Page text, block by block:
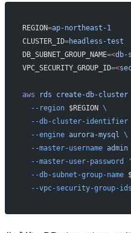
REGION=ap-northeast-1
CLUSTER_ID=headless-test
DB_SUBNET_GROUP_NAME=<db-
VPC_SECURITY_GROUP_ID=<
aws rds create-db-cluster
  --region
$REGION \
  --db-cluster-identifier
  --engine
aurora-mysql \
  --master-username
admin
  --master-user-password
  --db-subnet-group-name
  --vpc-security-group-ids